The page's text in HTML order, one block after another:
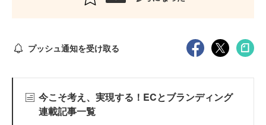
プッシュ通知を受け取る
今こそ考え、実現する！ECとブランディング
連載記事一覧